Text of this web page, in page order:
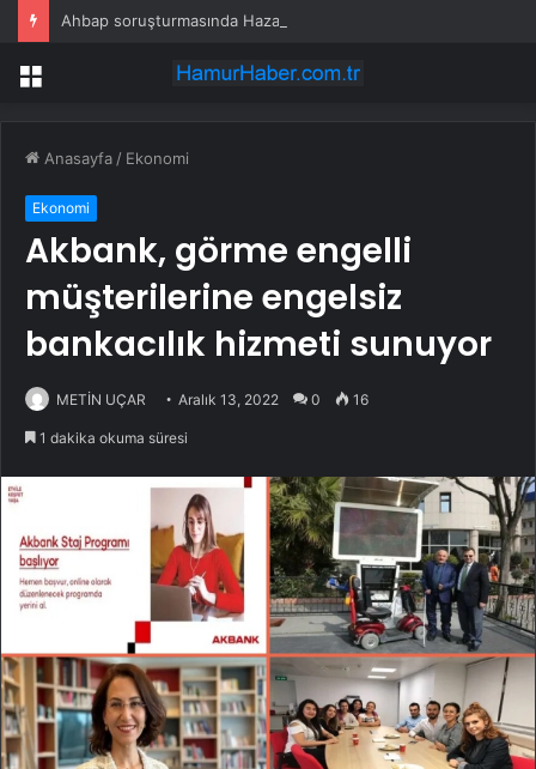
Menü
Anasayfa / Ekonomi
Ekonomi
Akbank, görme engelli
müşterilerine engelsiz
bankacılık hizmeti sunuyor
METİN UÇAR Aralık 13, 2022 0 16
1 dakika okuma süresi